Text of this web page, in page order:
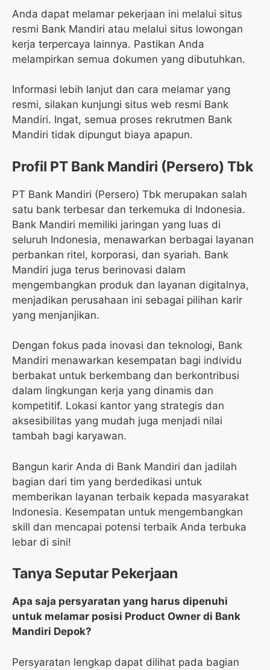
Anda dapat melamar pekerjaan ini melalui situs
resmi Bank Mandiri atau melalui situs lowongan
kerja terpercaya lainnya. Pastikan Anda
melampirkan semua dokumen yang dibutuhkan.
Informasi lebih lanjut dan cara melamar yang
resmi, silakan kunjungi situs web resmi Bank
Mandiri. Ingat, semua proses rekrutmen Bank
Mandiri tidak dipungut biaya apapun.
Profil PT Bank Mandiri (Persero) Tbk
PT Bank Mandiri (Persero) Tbk merupakan salah
satu bank terbesar dan terkemuka di Indonesia.
Bank Mandiri memiliki jaringan yang luas di
seluruh Indonesia, menawarkan berbagai layanan
perbankan ritel, korporasi, dan syariah. Bank
Mandiri juga terus berinovasi dalam
mengembangkan produk dan layanan digitalnya,
menjadikan perusahaan ini sebagai pilihan karir
yang menjanjikan.
Dengan fokus pada inovasi dan teknologi, Bank
Mandiri menawarkan kesempatan bagi individu
berbakat untuk berkembang dan berkontribusi
dalam lingkungan kerja yang dinamis dan
kompetitif. Lokasi kantor yang strategis dan
aksesibilitas yang mudah juga menjadi nilai
tambah bagi karyawan.
Bangun karir Anda di Bank Mandiri dan jadilah
bagian dari tim yang berdedikasi untuk
memberikan layanan terbaik kepada masyarakat
Indonesia. Kesempatan untuk mengembangkan
skill dan mencapai potensi terbaik Anda terbuka
lebar di sini!
Tanya Seputar Pekerjaan
Apa saja persyaratan yang harus dipenuhi
untuk melamar posisi Product Owner di Bank
Mandiri Depok?
Persyaratan lengkap dapat dilihat pada bagian